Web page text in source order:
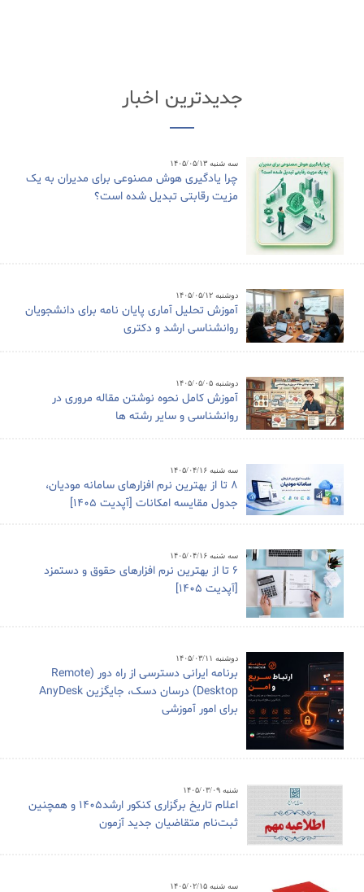
جدیدترین اخبار
سه شنبه ۱۴۰۵/۰۵/۱۳
چرا یادگیری هوش مصنوعی برای مدیران به یک
مزیت رقابتی تبدیل شده است؟
دوشنبه ۱۴۰۵/۰۵/۱۲
آموزش تحلیل آماری پایان نامه برای دانشجویان
روانشناسی ارشد و دکتری
دوشنبه ۱۴۰۵/۰۵/۰۵
آموزش کامل نحوه نوشتن مقاله مروری در
روانشناسی و سایر رشته ها
سه شنبه ۱۴۰۵/۰۴/۱۶
8 تا از بهترین نرم افزارهای سامانه مودیان،
جدول مقایسه امکانات [آپدیت 1405]
سه شنبه ۱۴۰۵/۰۴/۱۶
6 تا از بهترین نرم افزارهای حقوق و دستمزد
[آپدیت 1405]
دوشنبه ۱۴۰۵/۰۳/۱۱
برنامه ایرانی دسترسی از راه دور (Remote
Desktop) درسان دسک، جایگزین AnyDesk
برای امور آموزشی
شنبه ۱۴۰۵/۰۳/۰۹
اعلام تاریخ برگزاری کنکور ارشد1405 و همچنین
ثبت‌نام متقاضیان جدید آزمون
سه شنبه ۱۴۰۵/۰۲/۱۵